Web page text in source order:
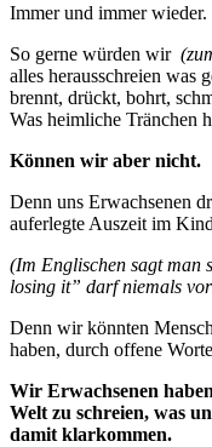
Immer und immer wieder.
So gerne würden wir
alles herausschreien was
brennt, drückt, bohrt,
Was heimliche Tränchen
Können wir aber nicht.
Denn uns Erwachsenen
auferlegte Auszeit im
(Im Englischen sagt man
losing it” darf niemals
Denn wir könnten
haben, durch offene
Wir Erwachsenen
Welt zu schreien, was
damit klarkommen.